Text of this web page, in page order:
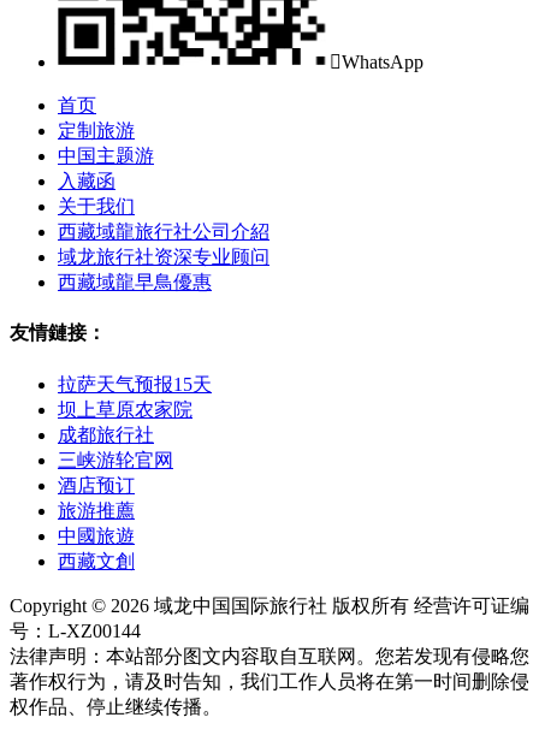
WhatsApp
首页
定制旅游
中国主题游
入藏函
关于我们
西藏域龍旅行社公司介紹
域龙旅行社资深专业顾问
西藏域龍早鳥優惠
友情鏈接：
拉萨天气预报15天
坝上草原农家院
成都旅行社
三峡游轮官网
酒店预订
旅游推薦
中國旅遊
西藏文創
Copyright © 2026 域龙中国国际旅行社 版权所有 经营许可证编
号：L-XZ00144
法律声明：本站部分图文内容取自互联网。您若发现有侵略您
著作权行为，请及时告知，我们工作人员将在第一时间删除侵
权作品、停止继续传播。